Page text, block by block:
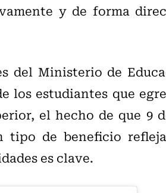
y de forma
del Ministerio de
los estudiantes que
el hecho de que 9
tipo de beneficio
es clave.